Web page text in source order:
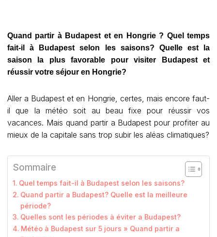
Quand partir à Budapest et en Hongrie ? Quel temps
fait-il à Budapest selon les saisons? Quelle est la
saison la plus favorable pour visiter Budapest et
réussir votre séjour en Hongrie?
Aller a Budapest et en Hongrie, certes, mais encore faut-
il que la météo soit au beau fixe pour réussir vos
vacances. Mais quand partir a Budapest pour profiter au
mieux de la capitale sans trop subir les aléas climatiques?
Sommaire
Quel temps fait-il à Budapest selon les saisons?
Quand partir a Budapest? Quelle est la meilleure
période?
Quelles sont les périodes à éviter a Budapest?
Météo à Budapest sur 5 jours » Quand partir a